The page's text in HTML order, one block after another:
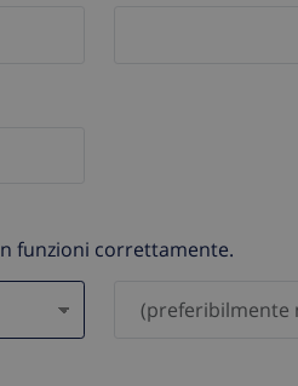
funzioni correttamente.